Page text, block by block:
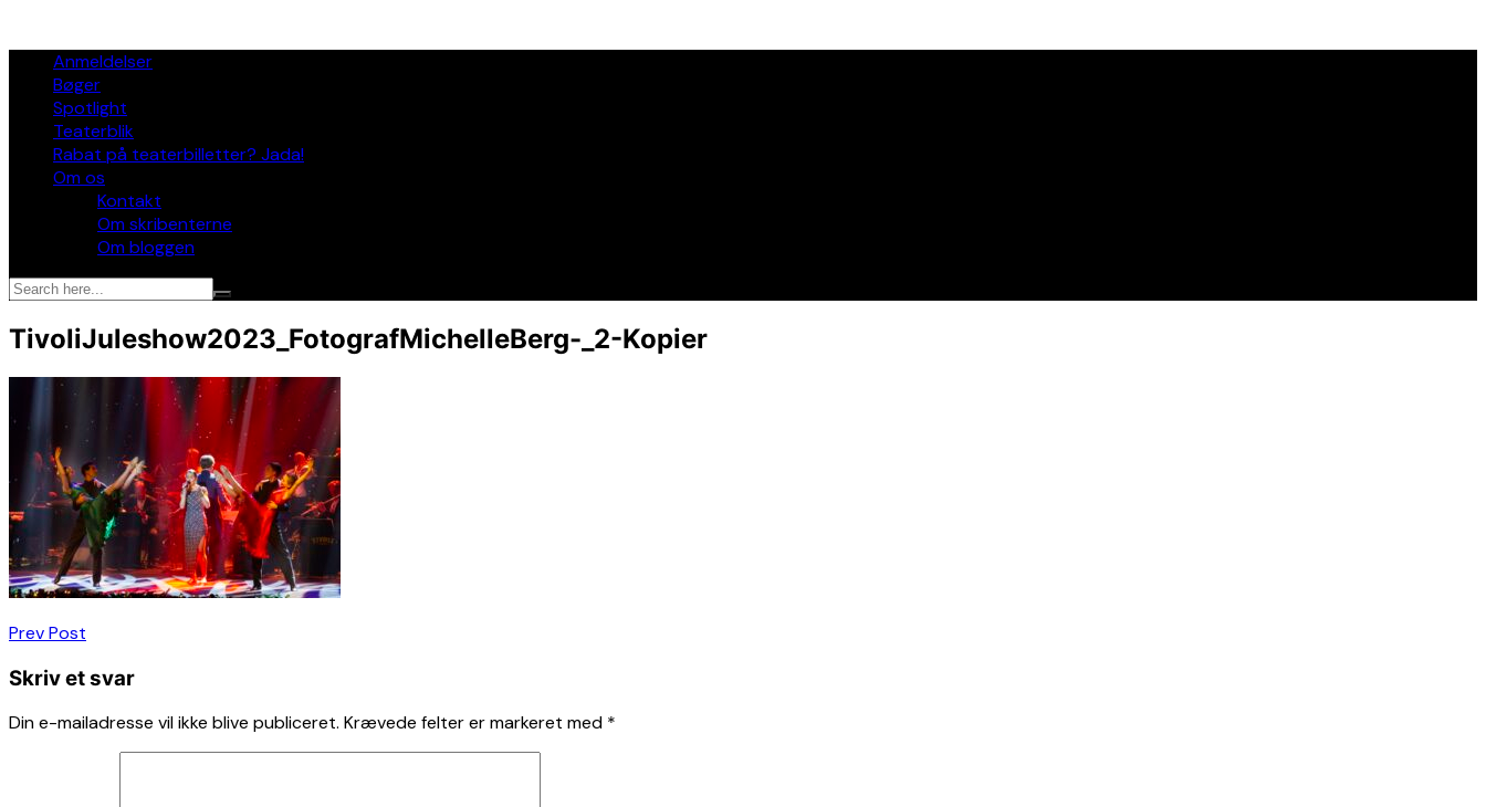
Anmeldelser
Bøger
Spotlight
Teaterblik
Rabat på teaterbilletter? Jada!
Om os
Kontakt
Om skribenterne
Om bloggen
TivoliJuleshow2023_FotografMichelleBerg-_2-Kopier
Indlægsnavigation
Prev Post
Skriv et svar
Din e-mailadresse vil ikke blive publiceret. Krævede felter er markeret med *